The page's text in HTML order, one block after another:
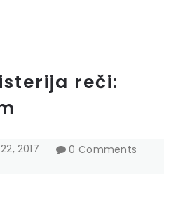
reči:
22, 2017 0 Comments